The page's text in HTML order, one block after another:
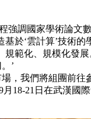
強調國家學術論文
於‘雲計算’技術的
範化、規模化發展
’
，我們將組團前往
18-21日在武漢國